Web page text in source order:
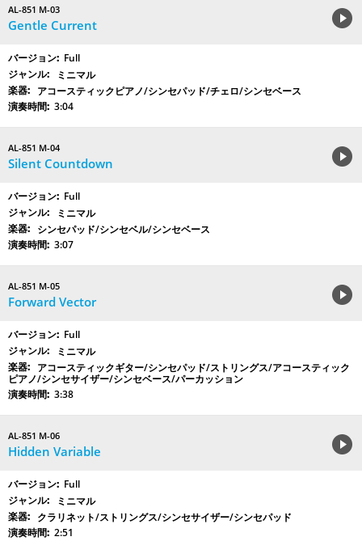
AL-851 M-03
Gentle Current
Full
ミニマル
アコースティックピアノ/シンセパッド/チェロ/シンセベース
3:04
AL-851 M-04
Silent Countdown
Full
ミニマル
シンセパッド/シンセベル/シンセベース
3:07
AL-851 M-05
Forward Vector
Full
ミニマル
アコースティックギター/シンセパッド/ストリングス/アコースティック
ピアノ/シンセサイザー/シンセベース/パーカッション
3:38
AL-851 M-06
Hidden Variable
Full
ミニマル
クラリネット/ストリングス/シンセサイザー/シンセパッド
2:51